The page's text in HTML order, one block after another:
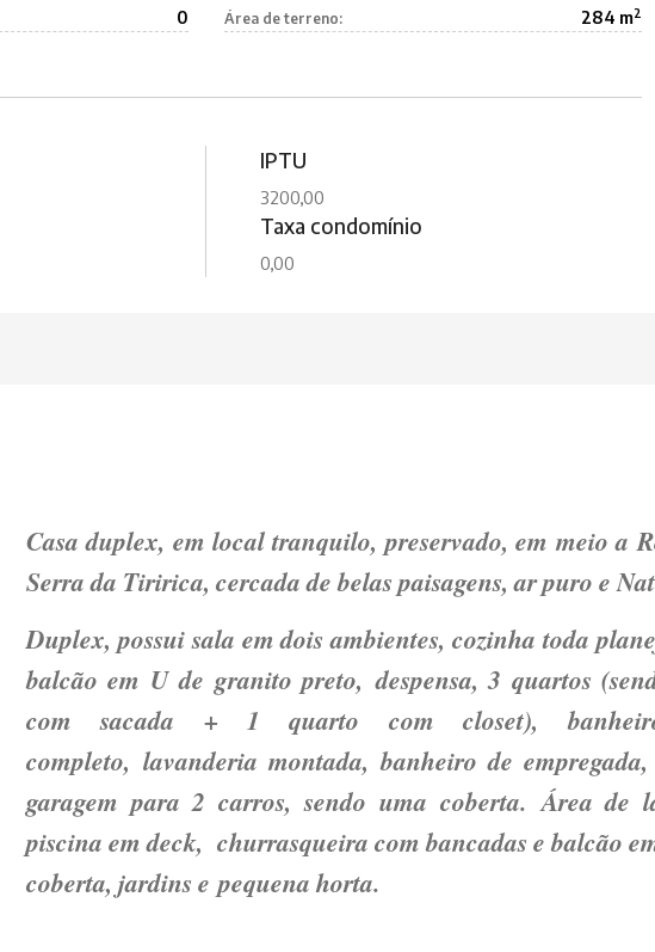
0 Área de terreno: 284 m2
IPTU
3200,00
Taxa condomínio
0,00
Casa duplex, em local tranquilo, preservado, em meio a
Serra da Tiririca, cercada de belas paisagens, ar puro e
Duplex, possui sala em dois ambientes, cozinha toda
balcão em U de granito preto,despensa, 3 quartos
com sacada + 1 quarto com closet),
completo, lavanderia montada, banheiro de empregada,
garagem para 2 carros, sendo uma coberta. Área de
piscina em deck, churrasqueira com bancadas e balcão
coberta, jardins e pequena horta.